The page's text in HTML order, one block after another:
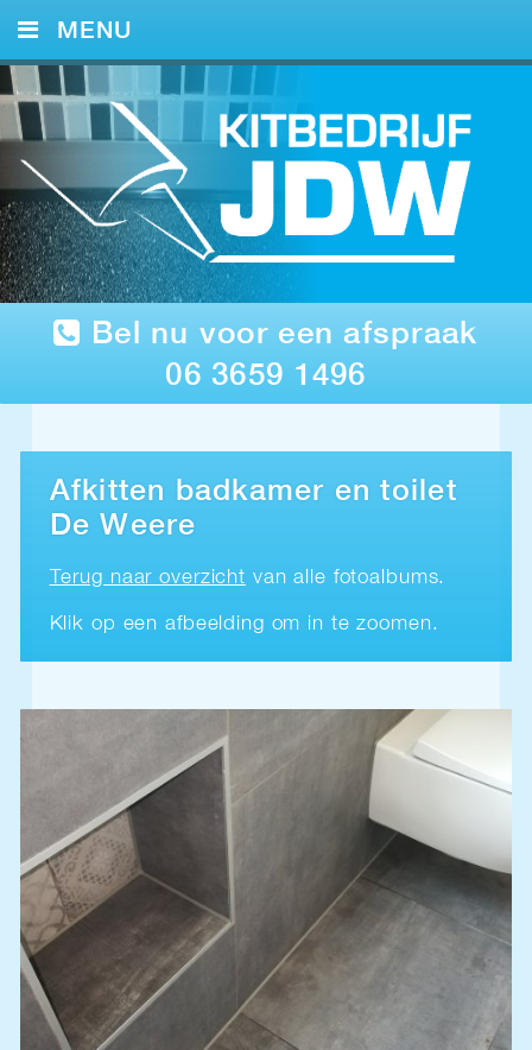
Bel nu voor een afspraak
06 3659 1496
MENU
HOME
KITWERK
FOTO’S
REFERENTIES
CONTACT
Afkitten badkamer en toilet
De Weere
Terug naar overzicht van alle fotoalbums.
Klik op een afbeelding om in te zoomen.